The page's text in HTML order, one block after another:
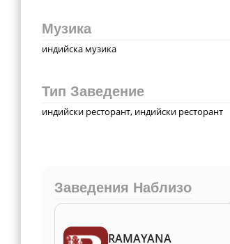
Музика
индийска музика
Тип Заведение
индийски ресторант, индийски ресторант
Заведения Наблизо
RAMAYANA